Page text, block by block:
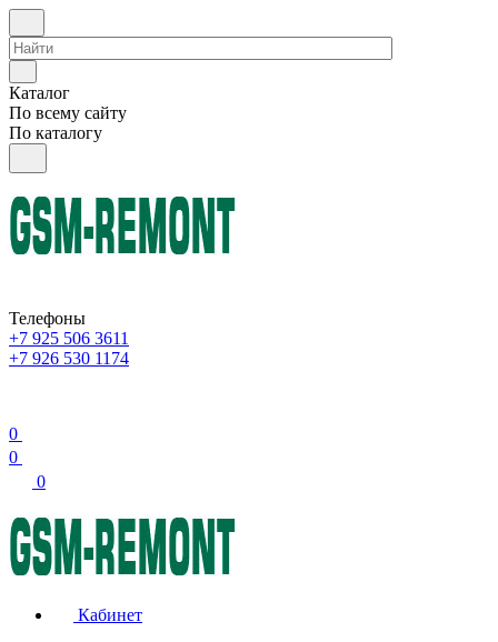
Каталог
По всему сайту
По каталогу
Телефоны
+7 925 506 3611
+7 926 530 1174
0
0
0
Кабинет